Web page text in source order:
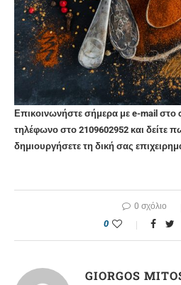
Επικοινωνήστε σήμερα με e-mail στο
τηλέφωνο στο 2109602952 και δείτε
δημιουργήσετε τη δική σας
0 σχόλιο
0
GIORGOS